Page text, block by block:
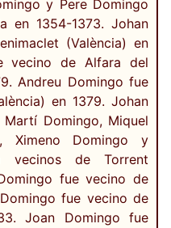
y Pere Domingo
en 1354-1373. Johan
(València) en
vecino de Alfara del
Andreu Domingo fue
en 1379. Johan
Domingo, Miquel
Ximeno Domingo y
vecinos de Torrent
fue vecino de
fue vecino de
Joan Domingo fue